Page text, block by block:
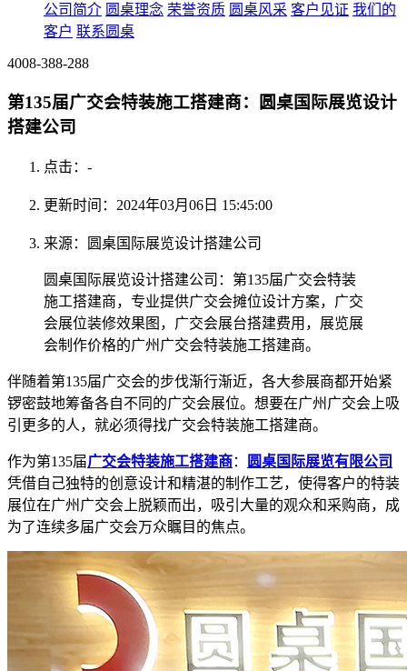
公司简介 圆桌理念 荣誉资质 圆桌风采 客户见证 我们的
客户 联系圆桌
4008-388-288
第135届广交会特装施工搭建商：圆桌国际展览设计
搭建公司
点击： -
更新时间：2024年03月06日 15:45:00
来源：圆桌国际展览设计搭建公司
圆桌国际展览设计搭建公司：第135届广交会特装
施工搭建商，专业提供广交会摊位设计方案，广交
会展位装修效果图，广交会展台搭建费用，展览展
会制作价格的广州广交会特装施工搭建商。
伴随着第135届广交会的步伐渐行渐近，各大参展商都开始紧
锣密鼓地筹备各自不同的广交会展位。想要在广州广交会上吸
引更多的人，就必须得找广交会特装施工搭建商。
作为第135届广交会特装施工搭建商：
圆桌国际展览有限公司
凭借自己独特的创意设计和精湛的制作工艺，使得客户的特装
展位在广州广交会上脱颖而出，吸引大量的观众和采购商，成
为了连续多届广交会万众瞩目的焦点。